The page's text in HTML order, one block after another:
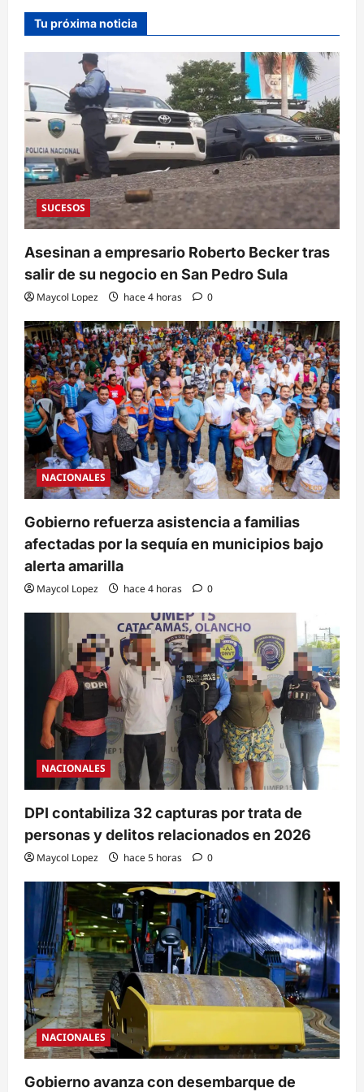
Tu próxima noticia
SUCESOS
Asesinan a empresario Roberto Becker tras
salir de su negocio en San Pedro Sula
Maycol Lopez hace 4 horas 0
NACIONALES
Gobierno refuerza asistencia a familias
afectadas por la sequía en municipios bajo
alerta amarilla
Maycol Lopez hace 4 horas 0
NACIONALES
DPI contabiliza 32 capturas por trata de
personas y delitos relacionados en 2026
Maycol Lopez hace 5 horas 0
NACIONALES
Gobierno avanza con desembarque de